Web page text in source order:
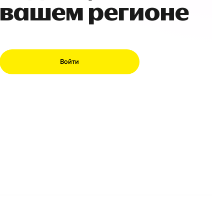
вашем регионе
Войти